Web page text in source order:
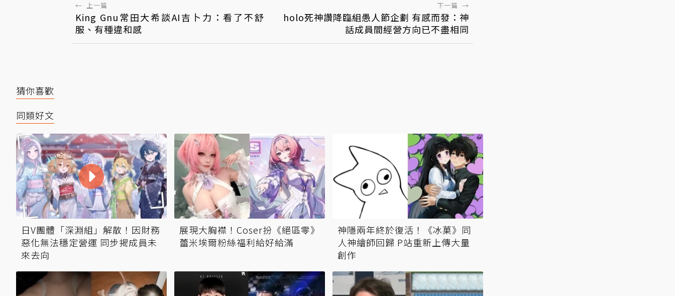
← 上一篇
King Gnu常田大希談AI吉卜力：看了不舒
服、有種違和感
下一篇 →
holo死神讚降臨組愚人節企劃 有感而發：神
話成員間經營方向已不盡相同
猜你喜歡
同類好文
日V團體「深淵組」解散！因財務
惡化無法穩定營運 同步揭成員未
來去向
展現大胸襟！Coser扮《絕區零》
蕾米埃爾粉絲福利給好給滿
神隱兩年終於復活！《冰菓》同
人神繪師回歸 P站重新上傳大量
創作